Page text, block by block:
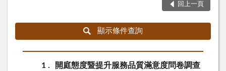
回上一頁
顯示條件查詢
1
開庭態度暨提升服務品質滿意度問卷調查